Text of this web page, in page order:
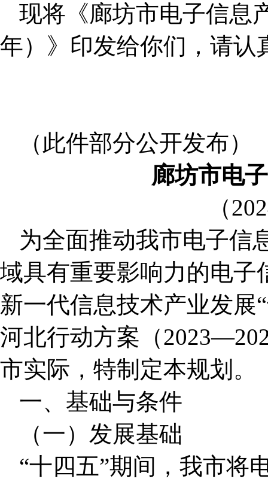
现将《廊坊市电子信息
年）》印发给你们，请认
（此件部分公开发布）
廊坊市电
（
为全面推动我市电子信
域具有重要影响力的电子
新一代信息技术产业发展
河北行动方案（
市实际，特制定本规划。
一、基础与条件
（一）发展基础
“十四五”期间，我市将